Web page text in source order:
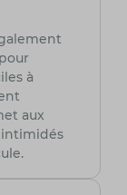
à
aux
intimidés